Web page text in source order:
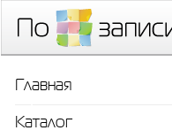
Главная
Каталог